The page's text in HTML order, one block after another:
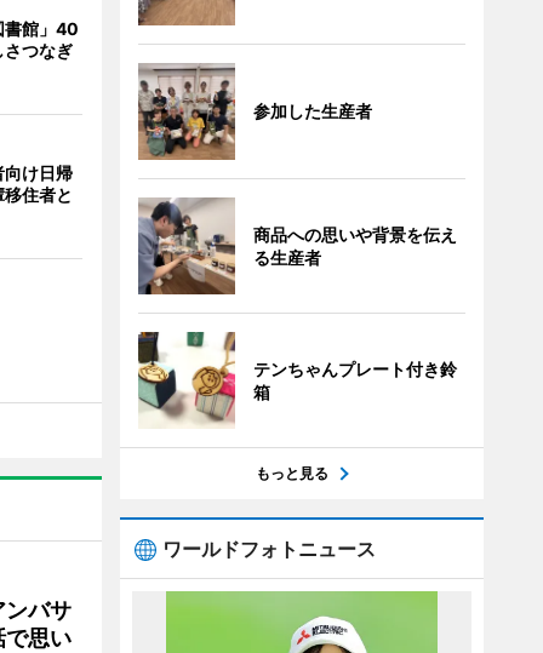
書館」40
つなぎ
向け日帰
住者と
バサ
思い
参加した生産者
商品への思いや背景を伝え
る生産者
テンちゃんプレート付き鈴
箱
もっと見る
ワールドフォトニュース